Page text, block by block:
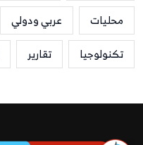
محليات
عربي ودولي
تكنولوجيا
تقارير